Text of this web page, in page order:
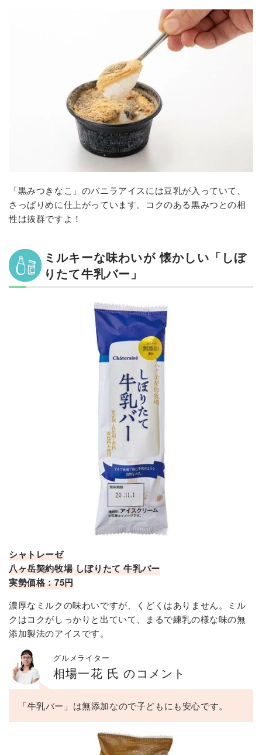
「黒みつきなこ」のバニラアイスには豆乳が入っていて、
さっぱりめに仕上がっています。コクのある黒みつとの相
性は抜群ですよ！
ミルキーな味わいが 懐かしい「しぼ
りたて牛乳バー」
シャトレーゼ
八ヶ岳契約牧場 しぼりたて 牛乳バー
実勢価格：75円
濃厚なミルクの味わいですが、くどくはありません。ミル
クはコクがしっかりと出ていて、まるで練乳の様な味の無
添加製法のアイスです。
グルメライター
相場一花 氏 のコメント
「牛乳バー」は無添加なので子どもにも安心です。